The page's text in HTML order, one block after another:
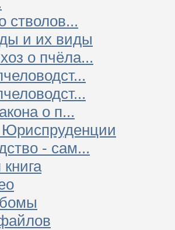
стволов...
и их виды
о пчёла...
о п...
- сам...